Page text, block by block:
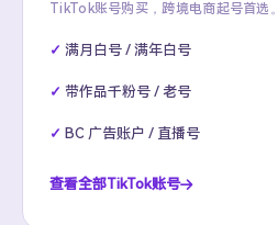
TikTok账号购买，跨境电商起号首选。
满月白号 / 满年白号
带作品千粉号 / 老号
BC 广告账户 / 直播号
查看全部TikTok账号